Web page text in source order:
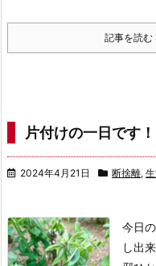
記事を読む
片付けの一日です！
2024年4月21日 断捨離,
今日
し出